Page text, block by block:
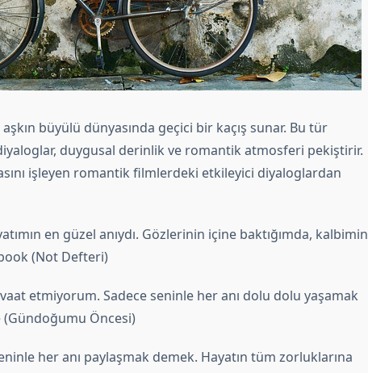
büyülü dünyasında geçici bir kaçış sunar. Bu tür
duygusal derinlik ve romantik atmosferi pekiştirir.
işleyen romantik filmlerdeki etkileyici diyaloglardan
en güzel anıydı. Gözlerinin içine baktığımda, kalbimin
(Not Defteri)
etmiyorum. Sadece seninle her anı dolu dolu yaşamak
Öncesi)
her anı paylaşmak demek. Hayatın tüm zorluklarına